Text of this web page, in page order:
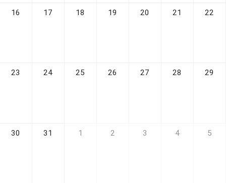
16 17 18 19 20 21 22
23 24 25 26 27 28 29
30 31 1 2 3 4 5